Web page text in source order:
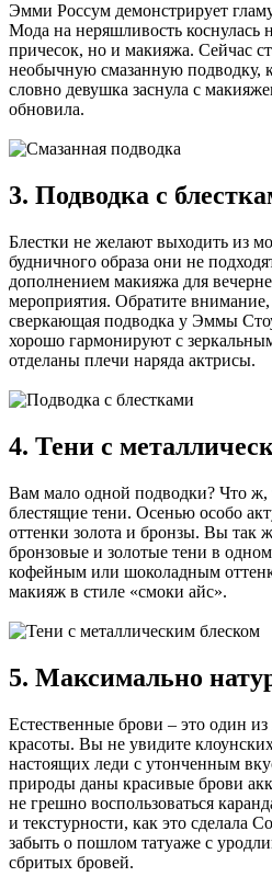
Эмми Россум демонстрирует
Мода на неряшливость коснулась
причесок, но и макияжа. Сейчас
необычную смазанную подводку,
словно девушка заснула с
обновила.
3. Подводка с
Блестки не желают выходить из
будничного образа они не
дополнением макияжа для
мероприятия. Обратите
сверкающая подводка у Эммы
хорошо гармонируют с
отделаны плечи наряда актрисы.
4. Тени с
Вам мало одной подводки? Что ж,
блестящие тени. Осенью особо
оттенки золота и бронзы. Вы так
бронзовые и золотые тени в
кофейным или шоколадным
макияж в стиле «смоки айс».
5. Максимально
Естественные брови – это один из
красоты. Вы не увидите
настоящих леди с утонченным
природы даны красивые брови
не грешно воспользоваться
и текстурности, как это сделала
забыть о пошлом татуаже с
сбритых бровей.